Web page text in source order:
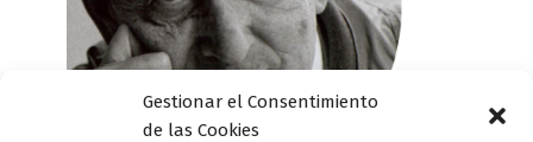
Gestionar el Consentimiento
de las Cookies